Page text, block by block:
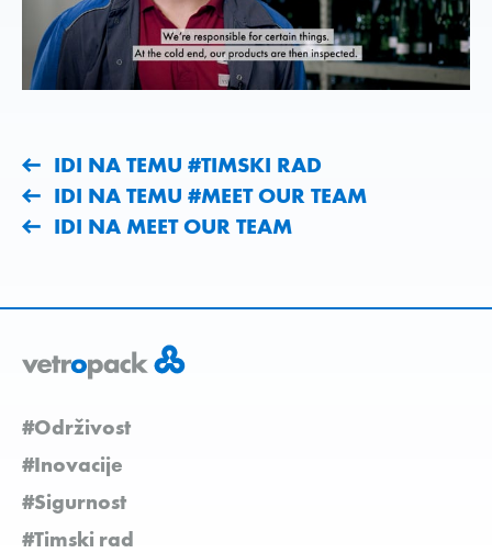
IDI NA TEMU #TIMSKI RAD
IDI NA TEMU #MEET OUR TEAM
IDI NA MEET OUR TEAM
#Održivost
#Inovacije
#Sigurnost
#Timski rad